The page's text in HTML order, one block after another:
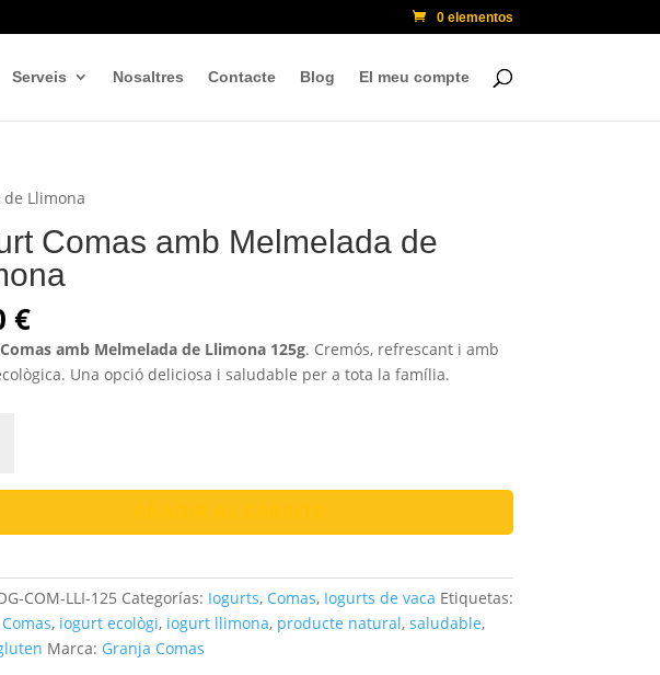
0 elementos
Serveis Nosaltres Contacte Blog El meu compte
Llimona
Comas amb Melmelada de
€
amb Melmelada de Llimona 125g. Cremós, refrescant i amb
Una opció deliciosa i saludable per a tota la família.
COM-LLI-125 Categorías: Iogurts, Comas, Iogurts de vaca Etiquetas:
, iogurt ecològi, iogurt llimona, producte natural, saludable,
Marca: Granja Comas